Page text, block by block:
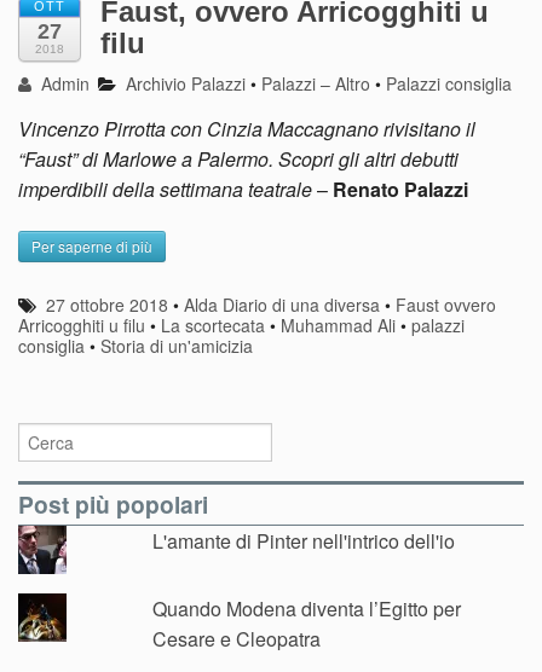
OTT
27
2018
Faust, ovvero Arricogghiti u
filu
Admin Archivio Palazzi • Palazzi – Altro • Palazzi consiglia
Vincenzo Pirrotta con Cinzia Maccagnano rivisitano il
“Faust” di Marlowe a Palermo. Scopri gli altri debutti
imperdibili della settimana teatrale– Renato Palazzi
Per saperne di più
27 ottobre 2018 •Alda Diario di una diversa • Faust ovvero
Arricogghiti u filu • La scortecata • Muhammad Ali • palazzi
consiglia • Storia di un'amicizia
Post più popolari
L'amante di Pinter nell'intrico dell'io
Quando Modena diventa l’Egitto per
Cesare e Cleopatra